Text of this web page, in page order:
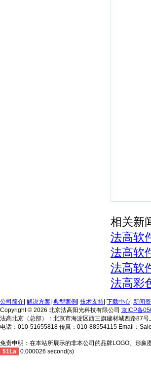
相关新
法高软
法高软
法高软
法高彩
公司简介 解决方案 典型案例 技术支持 下载中心 新闻
Copyright © 2026 北京法高阳光科技有限公司 京ICP备
法高北京（总部）：北京市海淀区西三旗建材城西路87
电话：010-51655818 传真：010-88554115 Email：
免责申明：在本站所展示的非本公司的品牌LOGO、形象
51La 0.000026 second(s)